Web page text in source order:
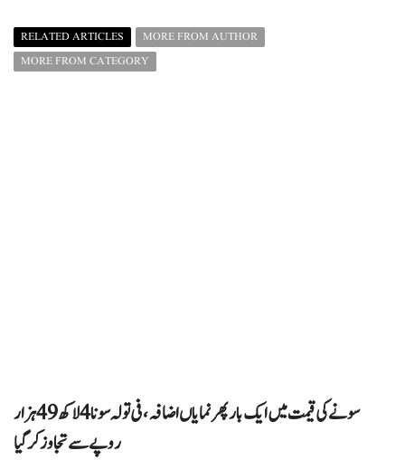
RELATED ARTICLES
MORE FROM AUTHOR
MORE FROM CATEGORY
سونے کی قیمت میں ایک بار پھر نمایاں اضافہ، فی تولہ سونا 4 لاکھ 49 ہزار
روپے سے تجاوز کرگیا